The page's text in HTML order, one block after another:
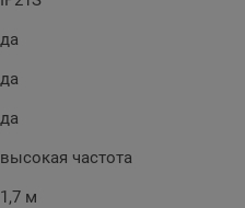
да
да
да
высокая частота
1,7 м